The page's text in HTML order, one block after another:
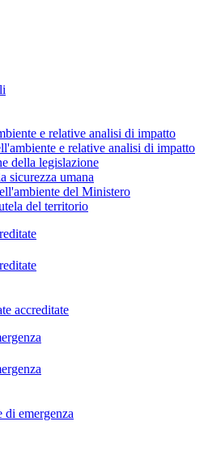
e relative analisi di impatto
e relative analisi di impatto
della legislazione
sicurezza umana
del Ministero
del territorio
accreditate
di emergenza